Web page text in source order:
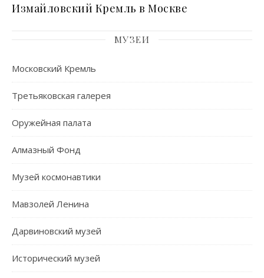
Измайловский Кремль в Москве
МУЗЕИ
Московский Кремль
Третьяковская галерея
Оружейная палата
Алмазный Фонд
Музей космонавтики
Мавзолей Ленина
Дарвиновский музей
Исторический музей